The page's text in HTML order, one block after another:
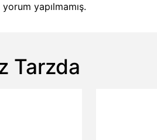
yapılmamış.
Tarzda